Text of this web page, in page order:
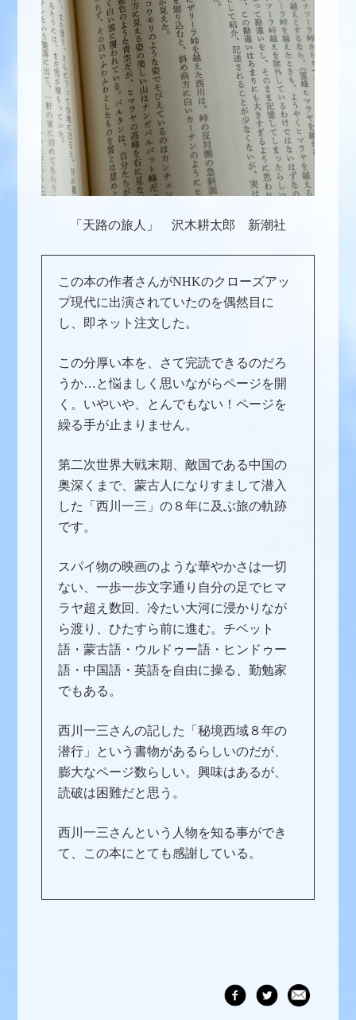
「天路の旅人」 沢木耕太郎 新潮社
この本の作者さんがNHKのクローズアッ
プ現代に出演されていたのを偶然目に
し、即ネット注文した。
この分厚い本を、さて完読できるのだろ
うか…と悩ましく思いながらページを開
く。いやいや、とんでもない！ページを
繰る手が止まりません。
第二次世界大戦末期、敵国である中国の
奥深くまで、蒙古人になりすまして潜入
した「西川一三」の８年に及ぶ旅の軌跡
です。
スパイ物の映画のような華やかさは一切
ない、一歩一歩文字通り自分の足でヒマ
ラヤ超え数回、冷たい大河に浸かりなが
ら渡り、ひたすら前に進む。チベット
語・蒙古語・ウルドゥー語・ヒンドゥー
語・中国語・英語を自由に操る、勤勉家
でもある。
西川一三さんの記した「秘境西域８年の
潜行」という書物があるらしいのだが、
膨大なページ数らしい。興味はあるが、
読破は困難だと思う。
西川一三さんという人物を知る事ができ
て、この本にとても感謝している。